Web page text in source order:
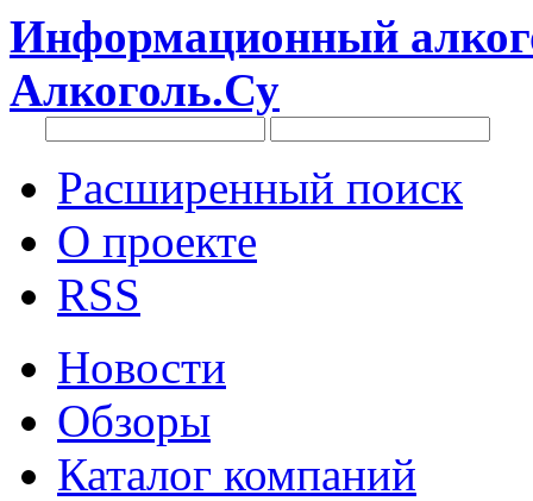
Информационный
Алкоголь.Су
Расширенный поиск
О проекте
RSS
Новости
Обзоры
Каталог компаний